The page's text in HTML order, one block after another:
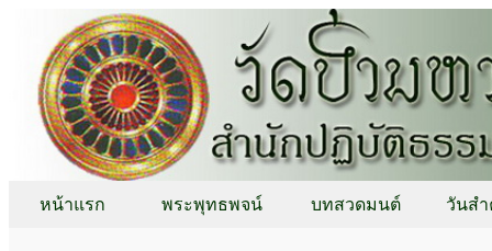
หน้าแรก พระพุทธพจน์ บทสวดมนต์ วันส